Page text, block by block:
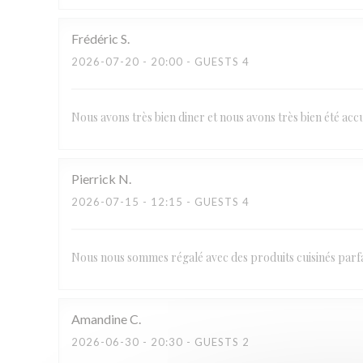
Frédéric S
2026-07-20 - 20:00 - GUESTS 4
Nous avons très bien diner et nous avons très bien été
Pierrick N
2026-07-15 - 12:15 - GUESTS 4
Nous nous sommes régalé avec des produits cuisinés
AmandineC
2026-06-30 - 20:30 - GUESTS 2